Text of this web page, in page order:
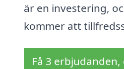
är en investering,
kommer att
Få 3